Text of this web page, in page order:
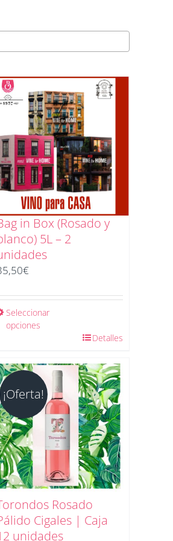
in Box (Rosado y
5L – 2
€
Seleccionar
opciones
Detalles
¡Oferta!
Rosado
Cigales | Caja
unidades